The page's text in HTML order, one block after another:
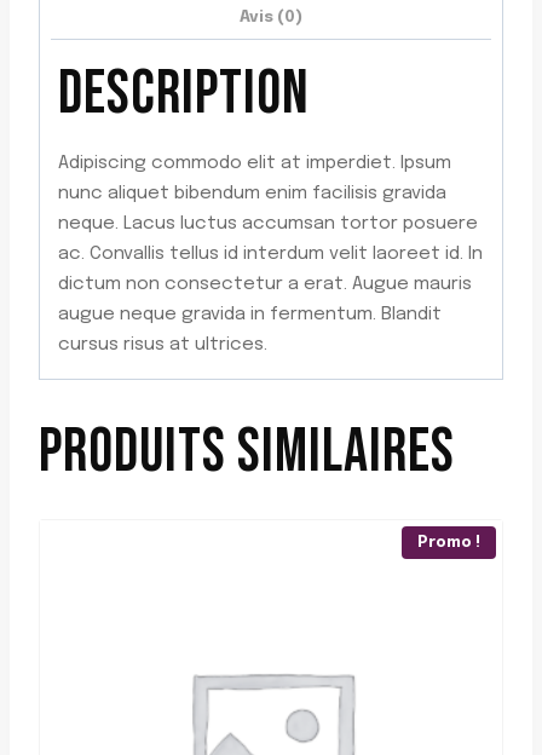
Avis (0)
DESCRIPTION
Adipiscing commodo elit at imperdiet. Ipsum
nunc aliquet bibendum enim facilisis gravida
neque. Lacus luctus accumsan tortor posuere
ac. Convallis tellus id interdum velit laoreet id. In
dictum non consectetur a erat. Augue mauris
augue neque gravida in fermentum. Blandit
cursus risus at ultrices.
PRODUITS SIMILAIRES
Promo !